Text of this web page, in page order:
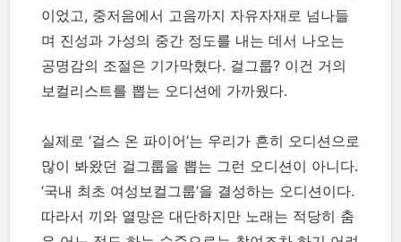
이었고, 중저음에서 고음까지 자유자재로 넘나들
며 진성과 가성의 중간 정도를 내는 데서 나오는
공명감의 조절은 기가막혔다. 걸그룹? 이건 거의
보컬리스트를 뽑는 오디션에 가까웠다.
실제로 ‘걸스 온 파이어’는 우리가 흔히 오디션으로
많이 봐왔던 걸그룹을 뽑는 그런 오디션이 아니다.
‘국내 최초 여성보컬그룹’을 결성하는 오디션이다.
따라서 끼와 열망은 대단하지만 노래는 적당히 춤